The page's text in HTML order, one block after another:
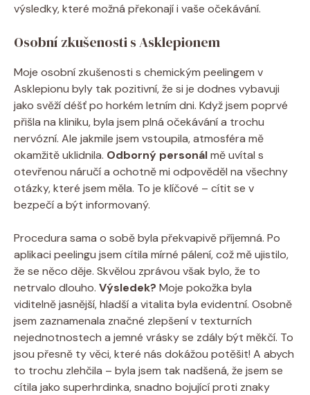
výsledky, které možná překonají i vaše očekávání.
Osobní zkušenosti s Asklepionem
Moje osobní zkušenosti s chemickým peelingem v
Asklepionu byly tak pozitivní, že si je dodnes vybavuji
jako svěží déšť po horkém letním dni. Když jsem poprvé
přišla na kliniku, byla jsem plná očekávání a trochu
nervózní. Ale jakmile jsem vstoupila, atmosféra mě
okamžitě uklidnila. Odborný personálmě uvítal s
otevřenou náručí a ochotně mi odpověděl na všechny
otázky, které jsem měla. To je klíčové – cítit se v
bezpečí a být informovaný.
Procedura sama o sobě byla překvapivě příjemná. Po
aplikaci peelingu jsem cítila mírné pálení, což mě ujistilo,
že se něco děje. Skvělou zprávou však bylo, že to
netrvalo dlouho. Výsledek? Moje pokožka byla
viditelně jasnější, hladší a vitalita byla evidentní. Osobně
jsem zaznamenala značné zlepšení v texturních
nejednotnostech a jemné vrásky se zdály být měkčí. To
jsou přesně ty věci, které nás dokážou potěšit! A abych
to trochu zlehčila – byla jsem tak nadšená, že jsem se
cítila jako superhrdinka, snadno bojující proti znaky